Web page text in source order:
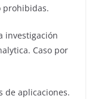
prohibidas.
investigación
Caso por
de aplicaciones.